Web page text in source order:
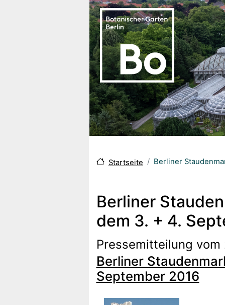
Startseite Berliner
Berliner
dem 3. + 4.
Pressemitteilung vom
Berliner
September 2016